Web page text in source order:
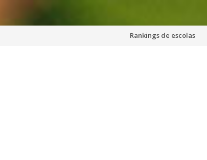
Skip
Rankings de escolas